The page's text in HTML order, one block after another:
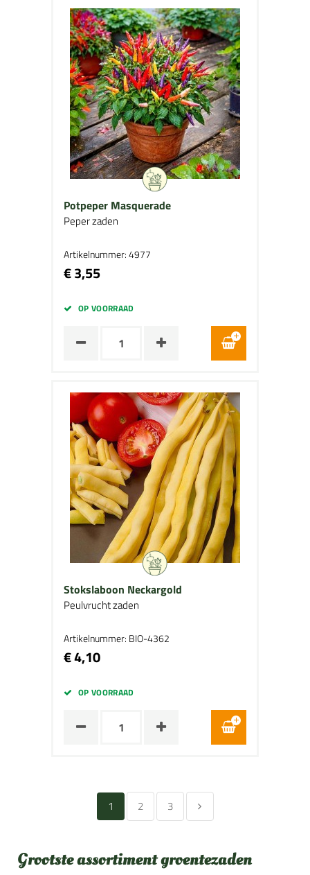
Potpeper Masquerade
Peper zaden
Artikelnummer: 4977
€ 3,55
OP VOORRAAD
Stokslaboon Neckargold
Peulvrucht zaden
Artikelnummer: BIO-4362
€ 4,10
OP VOORRAAD
1 2 3
Grootste assortiment groentezaden